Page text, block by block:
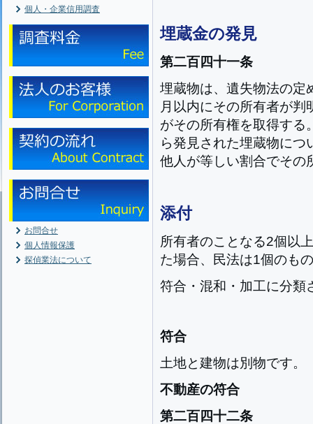
個人・企業信用調査
お問合せ
個人情報保護
探偵業法について
埋蔵金の発見
第二百四十一条
埋蔵物は、遺失物法の定
月以内にその所有者が
がその所有権を取得する
ら発見された埋蔵物に
他人が等しい割合でその
添付
所有者のことなる2個以
た場合、民法は1個のも
符合・混和・加工に分類
符合
土地と建物は別物です。
不動産の符合
第二百四十二条